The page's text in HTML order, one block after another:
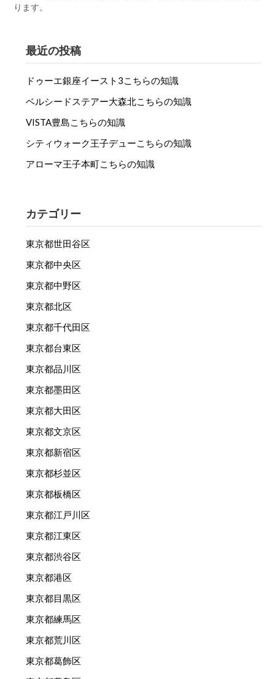
ります。
最近の投稿
ドゥーエ銀座イースト3こちらの知識
ベルシードステアー大森北こちらの知識
VISTA豊島こちらの知識
シティウォーク王子デューこちらの知識
アローマ王子本町こちらの知識
カテゴリー
東京都世田谷区
東京都中央区
東京都中野区
東京都北区
東京都千代田区
東京都台東区
東京都品川区
東京都墨田区
東京都大田区
東京都文京区
東京都新宿区
東京都杉並区
東京都板橋区
東京都江戸川区
東京都江東区
東京都渋谷区
東京都港区
東京都目黒区
東京都練馬区
東京都荒川区
東京都葛飾区